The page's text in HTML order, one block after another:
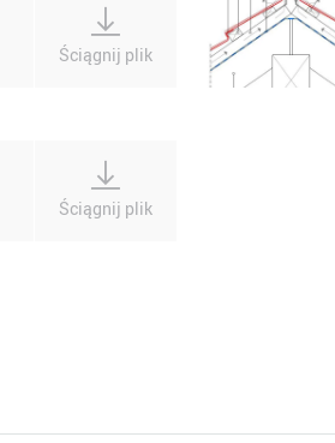
Ściągnij plik
Ściągnij plik